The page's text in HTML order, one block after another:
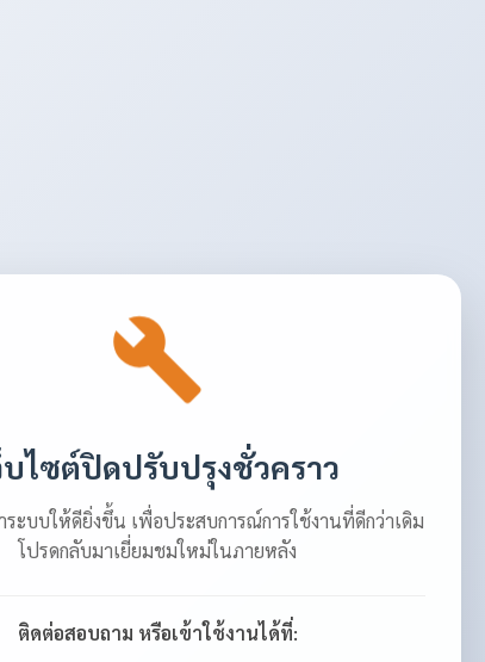
บไซต์ปิดปรับปรุงชั่วคราว
ระบบให้ดียิ่งขึ้น เพื่อประสบการณ์การใช้งานที่ดีกว่าเดิม
โปรดกลับมาเยี่ยมชมใหม่ในภายหลัง
ติดต่อสอบถาม หรือเข้าใช้งานได้ที่: